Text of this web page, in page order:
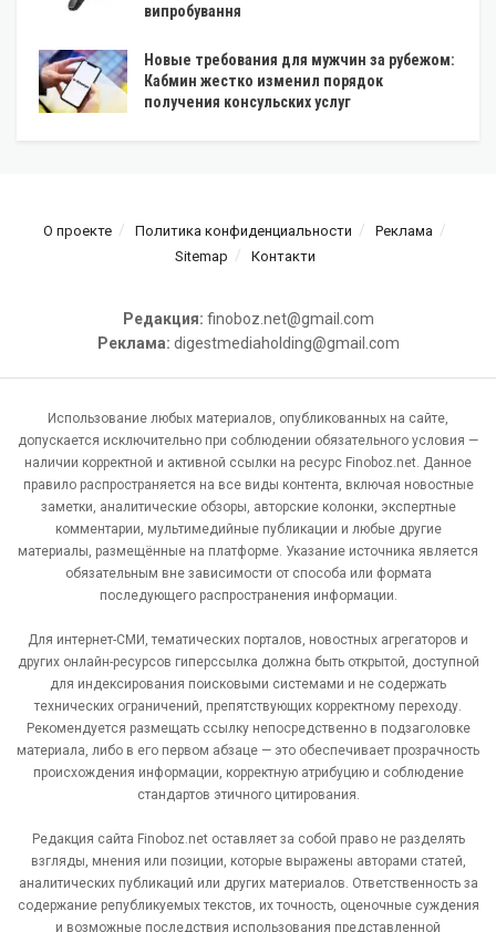
випробування
Новые требования для мужчин за рубежом:
Кабмин жестко изменил порядок
получения консульских услуг
О проекте Политика конфиденциальности
Реклама
Sitemap
Контакти
Редакция: finoboz.net@gmail.com
Реклама: digestmediaholding@gmail.com
Использование любых материалов, опубликованных на сайте,
допускается исключительно при соблюдении обязательного условия —
наличии корректной и активной ссылки на ресурс Finoboz.net. Данное
правило распространяется на все виды контента, включая новостные
заметки, аналитические обзоры, авторские колонки, экспертные
комментарии, мультимедийные публикации и любые другие
материалы, размещённые на платформе. Указание источника является
обязательным вне зависимости от способа или формата
последующего распространения информации.
Для интернет-СМИ, тематических порталов, новостных агрегаторов и
других онлайн-ресурсов гиперссылка должна быть открытой, доступной
для индексирования поисковыми системами и не содержать
технических ограничений, препятствующих корректному переходу.
Рекомендуется размещать ссылку непосредственно в подзаголовке
материала, либо в его первом абзаце — это обеспечивает прозрачность
происхождения информации, корректную атрибуцию и соблюдение
стандартов этичного цитирования.
Редакция сайта Finoboz.net оставляет за собой право не разделять
взгляды, мнения или позиции, которые выражены авторами статей,
аналитических публикаций или других материалов. Ответственность за
содержание републикуемых текстов, их точность, оценочные суждения
и возможные последствия использования представленной